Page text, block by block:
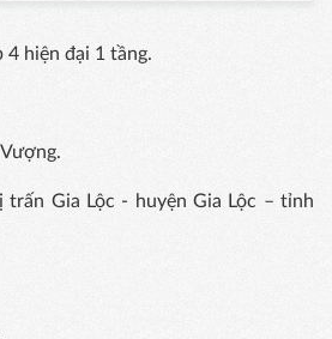
4 hiện đại 1 tầng.
Gia Lộc - huyện Gia Lộc – tỉnh